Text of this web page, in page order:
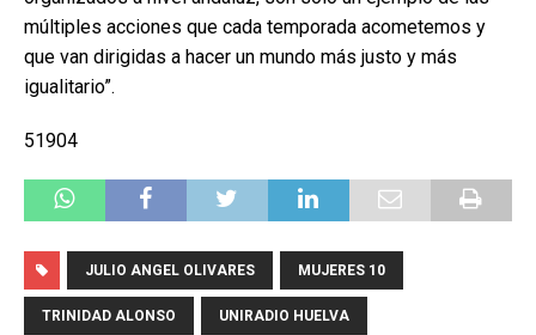
múltiples acciones que cada temporada acometemos y
que van dirigidas a hacer un mundo más justo y más
igualitario”.
51904
JULIO ANGEL OLIVARES MUJERES 10
TRINIDAD ALONSO UNIRADIO HUELVA